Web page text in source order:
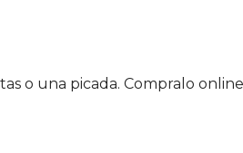
o una picada. Compralo